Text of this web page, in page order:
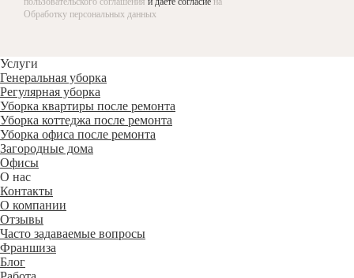
Обработку персональных данных
Услуги
Генеральная уборка
Регулярная уборка
Уборка квартиры после ремонта
Уборка коттеджа после ремонта
Уборка офиса после ремонта
Загородные дома
Офисы
О нас
Контакты
О компании
Отзывы
Часто задаваемые вопросы
Франшиза
Блог